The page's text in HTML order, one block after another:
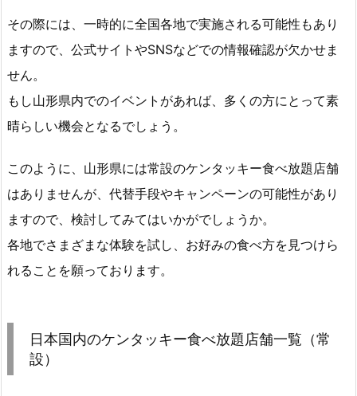
その際には、一時的に全国各地で実施される可能性もあり
ますので、公式サイトやSNSなどでの情報確認が欠かせま
せん。
もし山形県内でのイベントがあれば、多くの方にとって素
晴らしい機会となるでしょう。
このように、山形県には常設のケンタッキー食べ放題店舗
はありませんが、代替手段やキャンペーンの可能性があり
ますので、検討してみてはいかがでしょうか。
各地でさまざまな体験を試し、お好みの食べ方を見つけら
れることを願っております。
日本国内のケンタッキー食べ放題店舗一覧（常
設）